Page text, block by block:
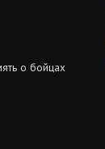
о бойцах